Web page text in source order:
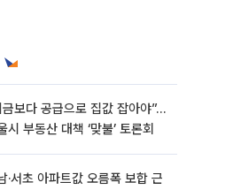
금보다 공급으로 집값 잡아야”…
시 부동산 대책 ‘맞불’ 토론회
·서초 아파트값 오름폭 보합 근